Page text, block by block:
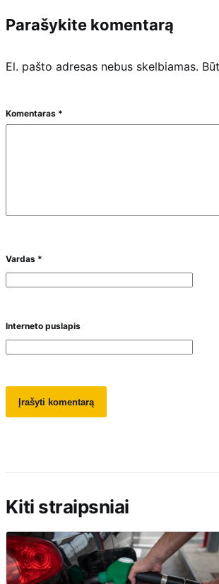
Parašykite komentarą
El. pašto adresas nebus skelbiamas.
Komentaras *
Vardas *
Interneto puslapis
Kiti straipsniai